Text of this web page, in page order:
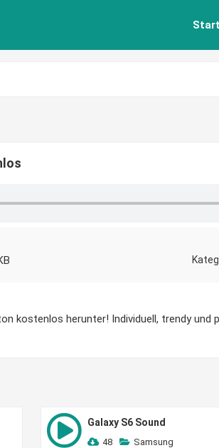
kostenlos herunter! Individuell, trendy und
Galaxy S6 Sound
48 Samsung